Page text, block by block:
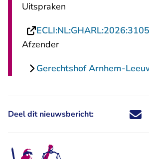
Uitspraken
ECLI:NL:GHARL:2026:3105
Afzender
Gerechtshof Arnhem-
Deel dit nieuwsbericht: Deel dit
Deel
Deel